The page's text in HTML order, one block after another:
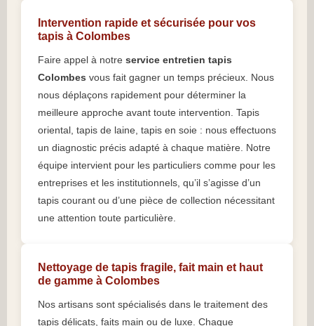
Intervention rapide et sécurisée pour vos
tapis à Colombes
Faire appel à notre service entretien tapis
Colombes vous fait gagner un temps précieux. Nous
nous déplaçons rapidement pour déterminer la
meilleure approche avant toute intervention. Tapis
oriental, tapis de laine, tapis en soie : nous effectuons
un diagnostic précis adapté à chaque matière. Notre
équipe intervient pour les particuliers comme pour les
entreprises et les institutionnels, qu’il s’agisse d’un
tapis courant ou d’une pièce de collection nécessitant
une attention toute particulière.
Nettoyage de tapis fragile, fait main et haut
de gamme à Colombes
Nos artisans sont spécialisés dans le traitement des
tapis délicats, faits main ou de luxe. Chaque